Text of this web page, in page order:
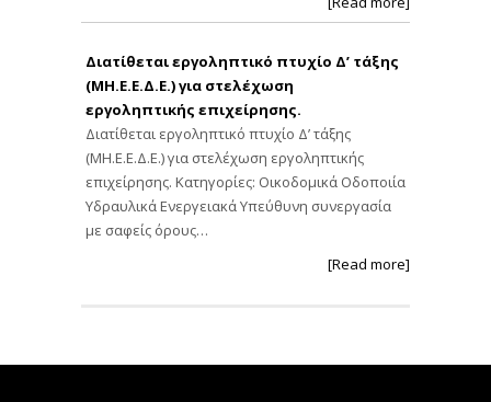
Διατίθεται εργοληπτικό πτυχίο Δ’ τάξης
(ΜΗ.Ε.Ε.Δ.Ε.) για στελέχωση
εργοληπτικής επιχείρησης.
Διατίθεται εργοληπτικό πτυχίο Δ’ τάξης
(ΜΗ.Ε.Ε.Δ.Ε.) για στελέχωση εργοληπτικής
επιχείρησης. Κατηγορίες: Οικοδομικά Οδοποιία
Υδραυλικά Ενεργειακά Υπεύθυνη συνεργασία
με σαφείς όρους…
[Read more]